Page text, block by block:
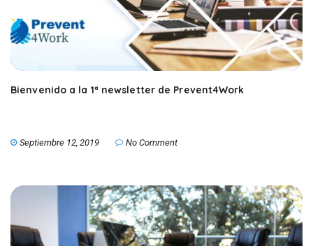
Bienvenido a la 1ª newsletter de Prevent4Work
Septiembre 12, 2019 No Comment